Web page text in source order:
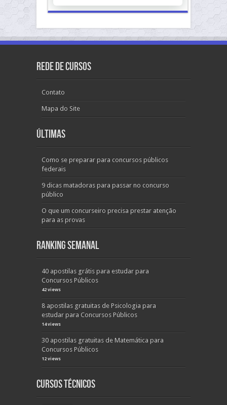
Rede de Cursos
Contato
Mapa do Site
Últimas
Como se preparar para concursos públicos
federais
9 dicas matadoras para passar no concurso
público
O que um concurseiro precisa prestar atenção
para as provas
Ranking Semanal
40 apostilas grátis para estudar para
Concursos Públicos
42 views
8 apostilas gratuitas de Psicologia para
estudar para Concursos Públicos
14 views
30 apostilas gratuitas de Matemática para
Concursos Públicos
12 views
Cursos Técnicos